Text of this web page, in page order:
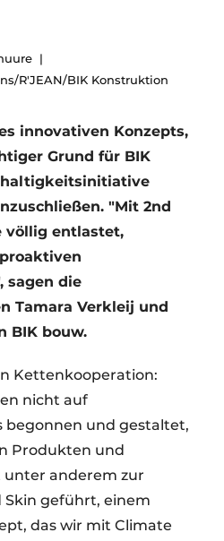
Erklärung
R'JEAN/BIK Konstruktion
innovativen Konzepts,
Grund für BIK
"Mit 2nd
völlig entlastet,
sagen die
Tamara Verkleij und
BIK bouw.
Kettenkooperation:
nicht auf
begonnen und gestaltet,
Produkten und
unter anderem zur
geführt, einem
das wir mit Climate